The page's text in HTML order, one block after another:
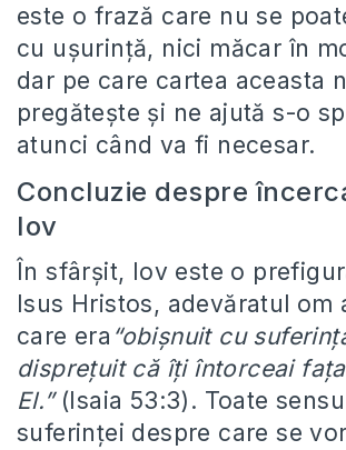
este o frază care nu se
cu ușurință, nici măcar în
dar pe care cartea aceasta
pregătește și ne ajută s-o
atunci când va fi necesar.
Concluzie despre
Iov
În sfârșit, Iov este o
Isus Hristos, adevăratul om
care era “obișnuit cu
disprețuit că îți întorceai
El.”(Isaia 53:3). Toate
suferinței despre care se